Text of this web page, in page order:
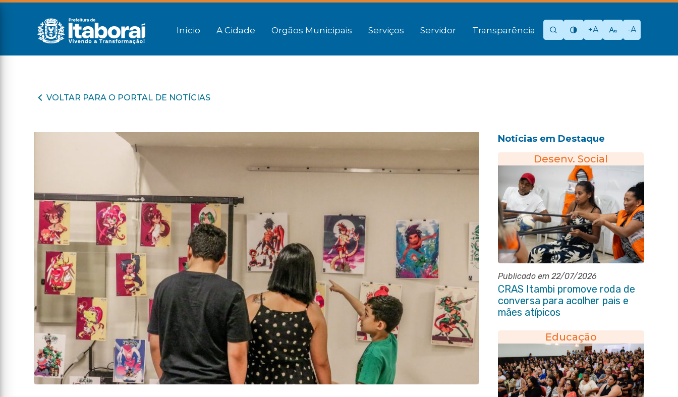
Início A Cidade Orgãos Municipais Serviços Servidor Transparência +A -A
VOLTAR PARA O PORTAL DE NOTÍCIAS
Noticias em Destaque
Desenv. Social
Publicado em 22/07/2026
CRAS Itambi promove roda de
conversa para acolher pais e
mães atípicos
Educação